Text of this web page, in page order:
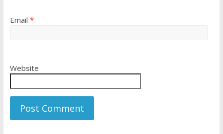
Email *
Website